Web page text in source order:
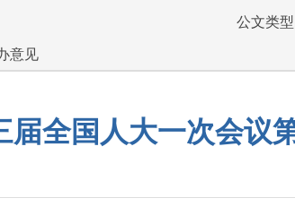
意见
公文类型
届全国人大一次会议